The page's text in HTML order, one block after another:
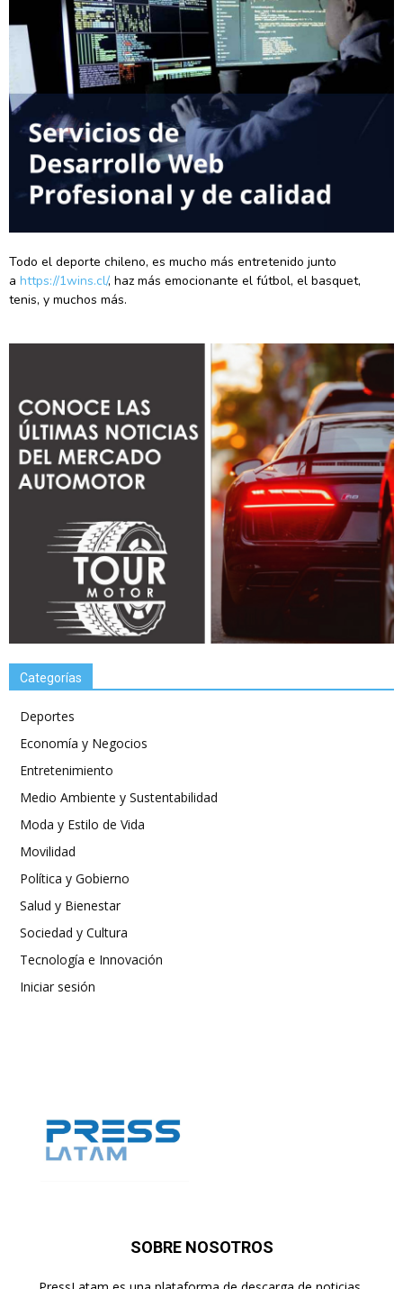
Todo el deporte chileno, es mucho más entretenido junto
a https://1wins.cl/, haz más emocionante el fútbol, el basquet,
tenis, y muchos más.
Categorías
Deportes
Economía y Negocios
Entretenimiento
Medio Ambiente y Sustentabilidad
Moda y Estilo de Vida
Movilidad
Política y Gobierno
Salud y Bienestar
Sociedad y Cultura
Tecnología e Innovación
Iniciar sesión
SOBRE NOSOTROS